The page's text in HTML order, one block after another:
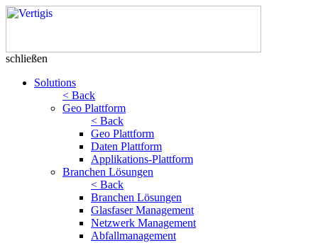
schließen
Solutions
< Back
Geo Plattform
< Back
Geo Plattform
Daten Plattform
Applikations-Plattform
Branchen Lösungen
< Back
Branchen Lösungen
Glasfaser Management
Netzwerk Management
Abfallmanagement